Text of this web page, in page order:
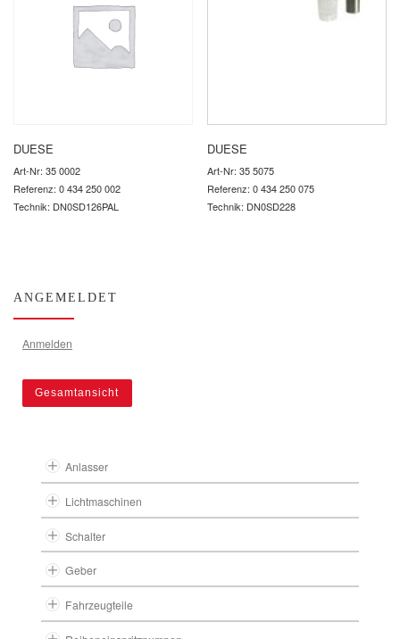
DUESE
Art-Nr: 35 0002
Referenz: 0 434 250 002
Technik: DN0SD126PAL
DUESE
Art-Nr: 35 5075
Referenz: 0 434 250 075
Technik: DN0SD228
ANGEMELDET
Anmelden
Gesamtansicht
Anlasser
Lichtmaschinen
Schalter
Geber
Fahrzeugteile